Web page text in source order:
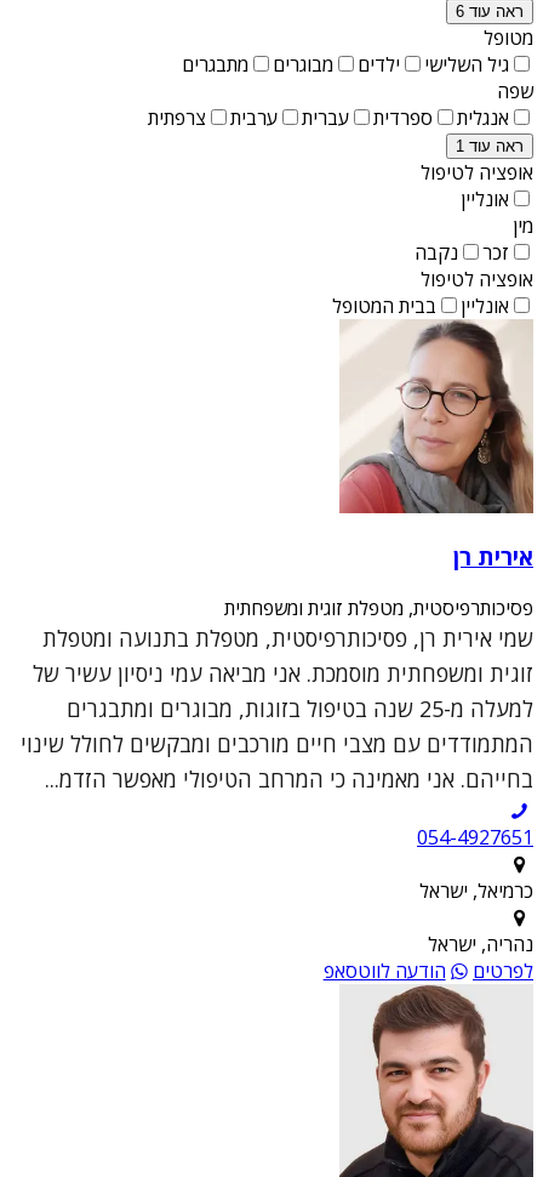
ראה עוד 6
מטופל
גיל השלישי
ילדים מבוגרים
מתבגרים
שפה
אנגלית
ספרדית עברית ערבית צרפתית
ראה עוד 1
אופציה לטיפול
אונליין
מין
זכר
נקבה
אופציה לטיפול
אונליין
בבית המטופל
אירית רן
פסיכותרפיסטית, מטפלת זוגית ומשפחתית
שמי אירית רן, פסיכותרפיסטית, מטפלת בתנועה ומטפלת
זוגית ומשפחתית מוסמכת. אני מביאה עמי ניסיון עשיר של
למעלה מ-25 שנה בטיפול בזוגות, מבוגרים ומתבגרים
המתמודדים עם מצבי חיים מורכבים ומבקשים לחולל שינוי
בחייהם. אני מאמינה כי המרחב הטיפולי מאפשר הזדמ...
054-4927651
כרמיאל, ישראל
נהריה, ישראל
לפרטים
הודעה לווטסאפ